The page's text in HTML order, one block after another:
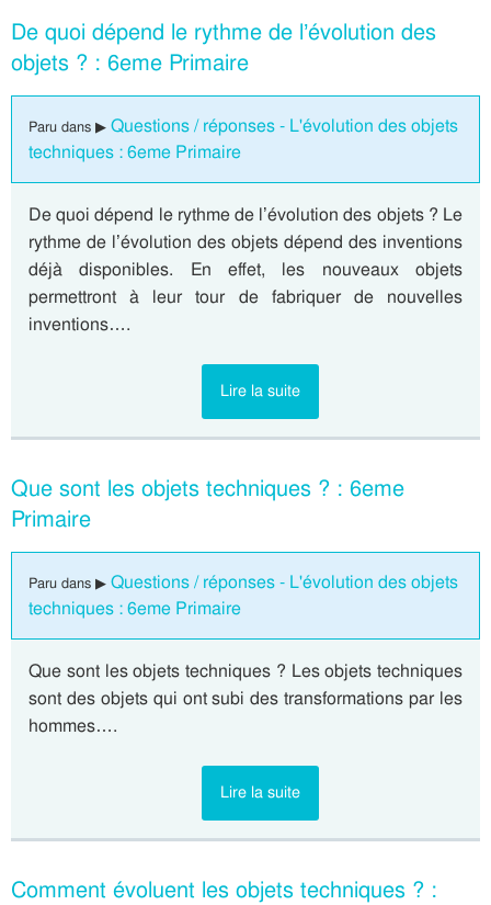
De quoi dépend le rythme de l’évolution des
objets ? : 6eme Primaire
Paru dans ▶ Questions / réponses - L'évolution des objets
techniques : 6eme Primaire
De quoi dépend le rythme de l’évolution des objets ? Le
rythme de l’évolution des objets dépend des inventions
déjà disponibles. En effet, les nouveaux objets
permettront à leur tour de fabriquer de nouvelles
inventions….
Lire la suite
Que sont les objets techniques ? : 6eme
Primaire
Paru dans ▶ Questions / réponses - L'évolution des objets
techniques : 6eme Primaire
Que sont les objets techniques ? Les objets techniques
sont des objets qui ont subi des transformations par les
hommes….
Lire la suite
Comment évoluent les objets techniques ? :